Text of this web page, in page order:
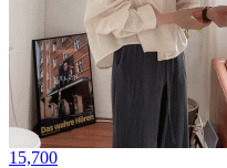
15,700